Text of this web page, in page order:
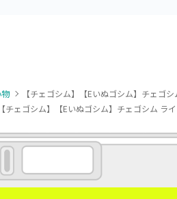
【チェゴシム】【Eいぬゴシム】チェゴ
【チェゴシム】【Eいぬゴシム】チェゴシム ラ